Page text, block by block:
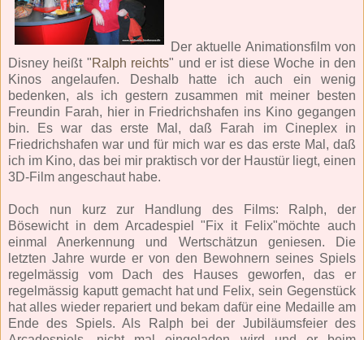
Der aktuelle Animationsfilm von
Disney heißt "Ralph reichts" und er ist diese Woche in den
Kinos angelaufen. Deshalb hatte ich auch ein wenig
bedenken, als ich gestern zusammen mit meiner besten
Freundin Farah, hier in Friedrichshafen ins Kino gegangen
bin. Es war das erste Mal, daß Farah im Cineplex in
Friedrichshafen war und für mich war es das erste Mal, daß
ich im Kino, das bei mir praktisch vor der Haustür liegt, einen
3D-Film angeschaut habe.
Doch nun kurz zur Handlung des Films: Ralph, der
Bösewicht in dem Arcadespiel "Fix it Felix"möchte auch
einmal Anerkennung und Wertschätzun geniesen. Die
letzten Jahre wurde er von den Bewohnern seines Spiels
regelmässig vom Dach des Hauses geworfen, das er
regelmässig kaputt gemacht hat und Felix, sein Gegenstück
hat alles wieder repariert und bekam dafür eine Medaille am
Ende des Spiels. Als Ralph bei der Jubiläumsfeier des